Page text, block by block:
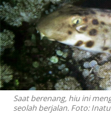
Saat berenang, hiu ini
seolah berjalan. Foto: